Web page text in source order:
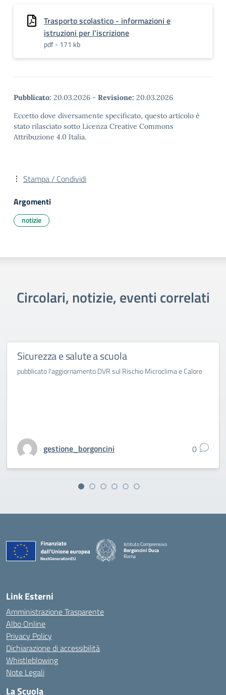
Trasporto scolastico - informazioni e
istruzioni per l'iscrizione
pdf - 171 kb
Pubblicato: 20.03.2026 - Revisione: 20.03.2026
Eccetto dove diversamente specificato, questo articolo è
stato rilasciato sotto Licenza Creative Commons
Attribuzione 4.0 Italia.
Stampa / Condividi
Argomenti
notizie
Circolari, notizie, eventi correlati
Sicurezza e salute a scuola
pubblicato l'aggiornamento DVR sul Rischio Microclima e Calore
gestione_borgoncini 0
Istituto Comprensivo
Borgoncini Duca
Roma
Link Esterni
Amministrazione Trasparente
Albo Online
Privacy Policy
Dichiarazione di accessibilità
Whistleblowing
Note Legali
La Scuola